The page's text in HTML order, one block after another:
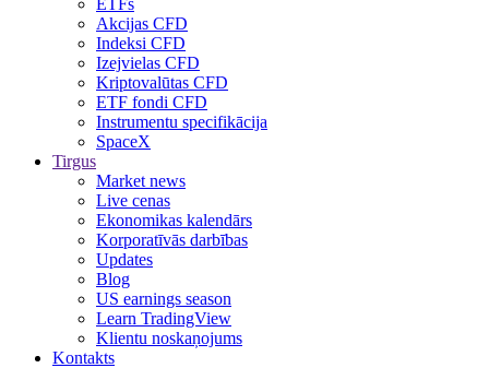
Akcijas CFD
Indeksi CFD
Izejvielas CFD
Kriptovalūtas CFD
ETF fondi CFD
Instrumentu specifikācija
SpaceX
Tirgus
Market news
Live cenas
Ekonomikas kalendārs
Korporatīvās darbības
Updates
Blog
US earnings season
Learn TradingView
Klientu noskaņojums
Kontakts